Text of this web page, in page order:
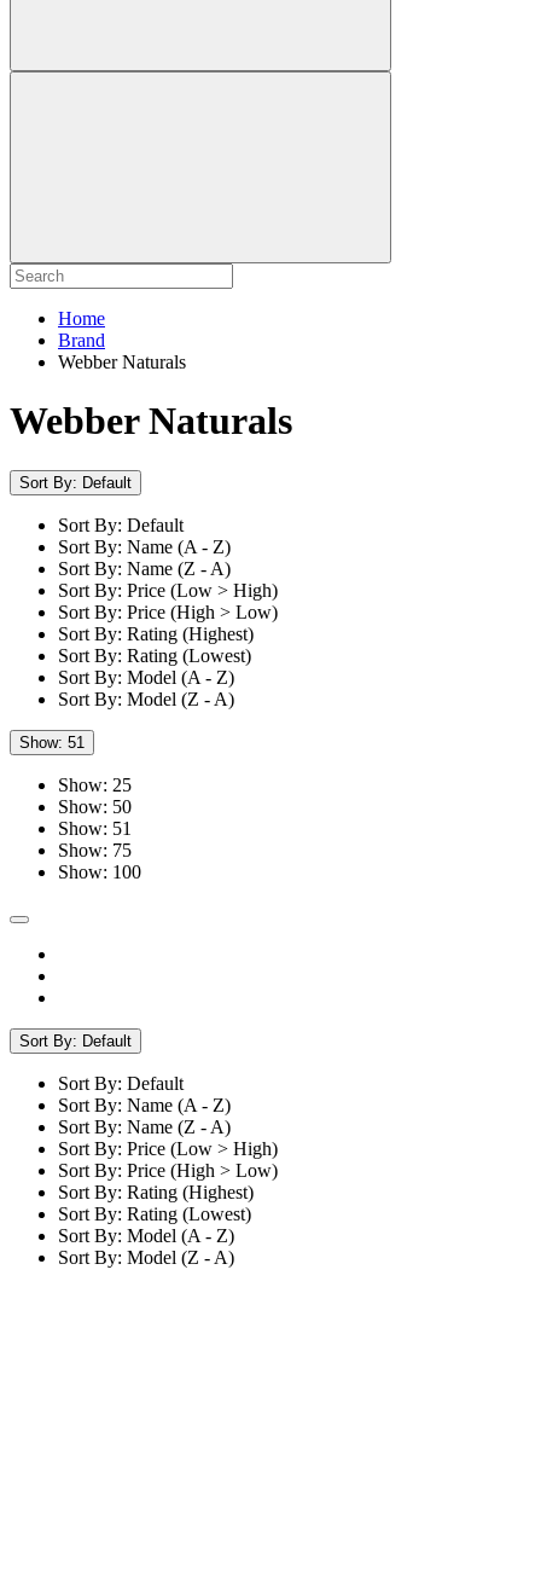
Home
Brand
Webber Naturals
Webber Naturals
Sort By: Default
Sort By: Default
Sort By: Name (A - Z)
Sort By: Name (Z - A)
Sort By: Price (Low > High)
Sort By: Price (High > Low)
Sort By: Rating (Highest)
Sort By: Rating (Lowest)
Sort By: Model (A - Z)
Sort By: Model (Z - A)
Show: 51
Show: 25
Show: 50
Show: 51
Show: 75
Show: 100
Sort By: Default
Sort By: Default
Sort By: Name (A - Z)
Sort By: Name (Z - A)
Sort By: Price (Low > High)
Sort By: Price (High > Low)
Sort By: Rating (Highest)
Sort By: Rating (Lowest)
Sort By: Model (A - Z)
Sort By: Model (Z - A)